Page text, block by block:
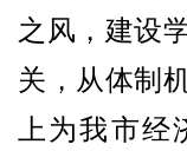
之风，建设
关，从体制
上为我市经